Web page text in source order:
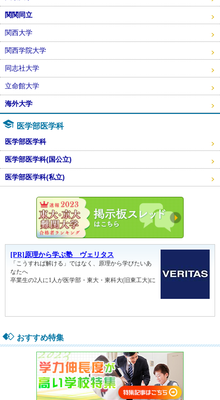
関関同立
関西大学
関西学院大学
同志社大学
立命館大学
海外大学
医学部医学科
医学部医学科
医学部医学科(国公立)
医学部医学科(私立)
おすすめ特集